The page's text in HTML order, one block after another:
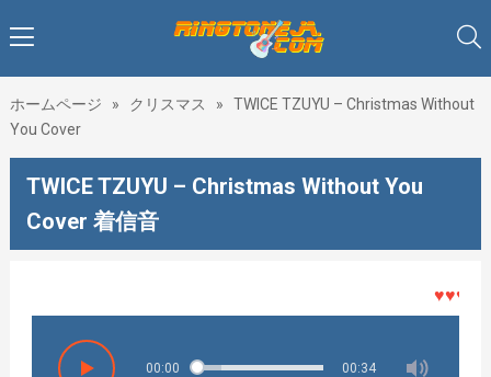
ホームページ » クリスマス »
TWICE TZUYU – Christmas Without
You Cover
TWICE TZUYU – Christmas Without You
Cover 着信音
♥♥♥着メ
00:00 00:34